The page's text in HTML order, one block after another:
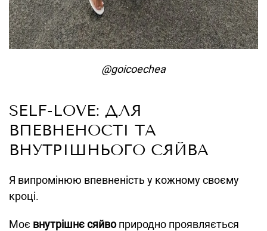
@goicoechea
SELF-LOVE: ДЛЯ
ВПЕВНЕНОСТІ ТА
ВНУТРІШНЬОГО СЯЙВА
Я випромінюю впевненість у кожному своєму
кроці.
Моє внутрішнє сяйвоприродно проявляється